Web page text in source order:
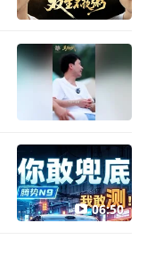
06:50